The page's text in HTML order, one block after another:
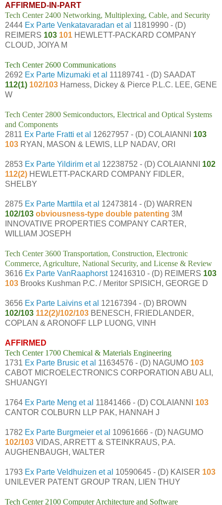
AFFIRMED-IN-PART
Tech Center 2400 Networking, Multiplexing, Cable, and Security
2444 Ex Parte Venkatavaradan et al 11819990 - (D)
REIMERS 103 101 HEWLETT-PACKARD COMPANY
CLOUD, JOIYA M
Tech Center 2600 Communications
2692 Ex Parte Mizumaki et al 11189741 - (D) SAADAT
112(1) 102/103 Harness, Dickey & Pierce P.L.C. LEE, GENE
W
Tech Center 2800 Semiconductors, Electrical and Optical Systems
and Components
2811 Ex Parte Fratti et al 12627957 - (D) COLAIANNI
103
103 RYAN, MASON & LEWIS, LLP NADAV, ORI
2853 Ex Parte Yildirim et al 12238752 - (D) COLAIANNI 102
112(2) HEWLETT-PACKARD COMPANY FIDLER,
SHELBY
2875 Ex Parte Marttila et al 12473814 - (D) WARREN
102/103 obviousness-type double patenting 3M
INNOVATIVE PROPERTIES COMPANY CARTER,
WILLIAM JOSEPH
Tech Center 3600 Transportation, Construction, Electronic
Commerce, Agriculture, National Security, and License & Review
3616 Ex Parte VanRaaphorst12416310 - (D) REIMERS 103
103 Brooks Kushman P.C. / Meritor SPISICH, GEORGE D
3656 Ex Parte Laivins et al 12167394 - (D) BROWN
102/103 112(2)/102/103 BENESCH, FRIEDLANDER,
COPLAN & ARONOFF LLP LUONG, VINH
AFFIRMED
Tech Center 1700 Chemical & Materials Engineering
1731 Ex Parte Brusic et al 11634576 - (D) NAGUMO 103
CABOT MICROELECTRONICS CORPORATION ABU ALI,
SHUANGYI
1764 Ex Parte Meng et al 11841466 - (D) COLAIANNI
103
CANTOR COLBURN LLP PAK, HANNAH J
1782 Ex Parte Burgmeier et al 10961666 - (D) NAGUMO
102/103 VIDAS, ARRETT & STEINKRAUS, P.A.
AUGHENBAUGH, WALTER
1793 Ex Parte Veldhuizen et al 10590645 - (D) KAISER 103
UNILEVER PATENT GROUP TRAN, LIEN THUY
Tech Center 2100 Computer Architecture and Software